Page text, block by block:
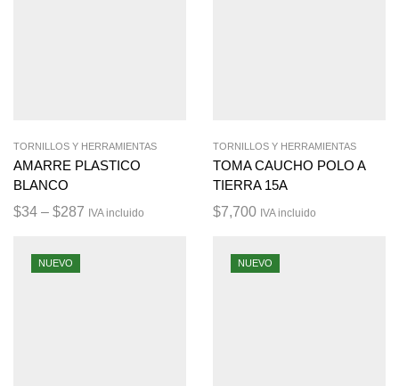
TORNILLOS Y HERRAMIENTAS
AMARRE PLASTICO
BLANCO
$34 – $287 IVA incluido
TORNILLOS Y HERRAMIENTAS
TOMA CAUCHO POLO A
TIERRA 15A
$7,700 IVA incluido
NUEVO NUEVO